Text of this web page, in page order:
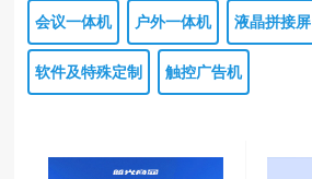
会议一体机 户外一体机 液晶拼接屏
软件及特殊定制 触控广告机